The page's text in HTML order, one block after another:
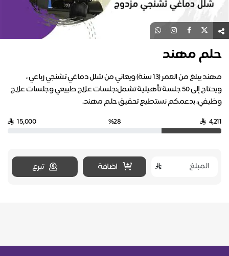
حلم مهند
مهند يبلغ من العمر (13 سنة) ويعاني من شلل دماغي تشنجي رباعي ،
ويحتاج إلى 50 جلسة تأهيلية تشمل:جلسات علاج طبيعي وجلسات علاج
وظيفي، بدعمكم نستطيع تحقيق حلم مهند.
4,211
%28
15,000
اضافة تبرع